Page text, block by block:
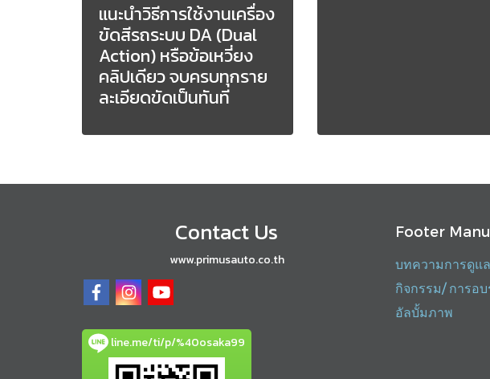
แนะนำวิธีการใช้งานเครื่อง
ขัดสีรถระบบ DA (Dual
Action) หรือข้อเหวี่ยง
คลิปเดียว จบครบทุกราย
ละเอียดขัดเป็นทันที
Contact Us
www.primusauto.co.th
line.me/ti/p/%40osaka99
Footer Manu
บทความการดูแ
กิจกรรม/ การอบ
อัลบั้มภาพ